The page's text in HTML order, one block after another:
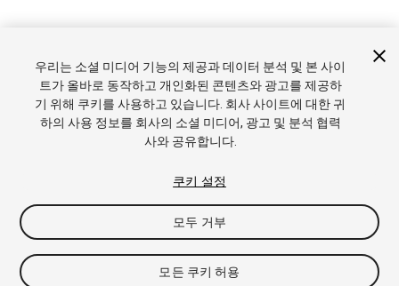
Copyright © 2022 Unity Technologies. Publication 2023.1
튜토리얼
커뮤니티 답변 기술 자료 포럼 에셋 스토어
및 이용약관
법률정보 개인정보처리방침 쿠키
내 개인정보 판
매 금지
쿠키 기본 설정
우리는 소셜 미디어 기능의 제공과 데이터 분석 및 본 사이
트가 올바로 동작하고 개인화된 콘텐츠와 광고를 제공하
기 위해 쿠키를 사용하고 있습니다. 회사 사이트에 대한 귀
하의 사용 정보를 회사의 소셜 미디어, 광고 및 분석 협력
사와 공유합니다.
쿠키 설정
모두 거부
모든 쿠키 허용